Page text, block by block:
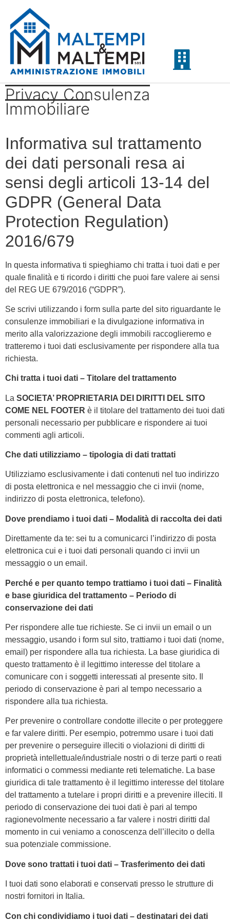
Privacy Consulenza
Immobiliare
Informativa sul trattamento
dei dati personali resa ai
sensi degli articoli 13-14 del
GDPR (General Data
Protection Regulation)
2016/679
In questa informativa ti spieghiamo chi tratta i tuoi dati e per
quale finalità e ti ricordo i diritti che puoi fare valere ai sensi
del REG UE 679/2016 (“GDPR”).
Se scrivi utilizzando i form sulla parte del sito riguardante le
consulenze immobiliari e la divulgazione informativa in
merito alla valorizzazione degli immobili raccoglieremo e
tratteremo i tuoi dati esclusivamente per rispondere alla tua
richiesta.
Chi tratta i tuoi dati – Titolare del trattamento
La SOCIETA’ PROPRIETARIA DEI DIRITTI DEL SITO
COME NEL FOOTER è il titolare del trattamento dei tuoi dati
personali necessario per pubblicare e rispondere ai tuoi
commenti agli articoli.
Che dati utilizziamo – tipologia di dati trattati
Utilizziamo esclusivamente i dati contenuti nel tuo indirizzo
di posta elettronica e nel messaggio che ci invii (nome,
indirizzo di posta elettronica, telefono).
Dove prendiamo i tuoi dati – Modalità di raccolta dei dati
Direttamente da te: sei tu a comunicarci l’indirizzo di posta
elettronica cui e i tuoi dati personali quando ci invii un
messaggio o un email.
Perché e per quanto tempo trattiamo i tuoi dati – Finalità
e base giuridica del trattamento – Periodo di
conservazione dei dati
Per rispondere alle tue richieste. Se ci invii un email o un
messaggio, usando i form sul sito, trattiamo i tuoi dati (nome,
email) per rispondere alla tua richiesta. La base giuridica di
questo trattamento è il legittimo interesse del titolare a
comunicare con i soggetti interessati al presente sito. Il
periodo di conservazione è pari al tempo necessario a
rispondere alla tua richiesta.
Per prevenire o controllare condotte illecite o per proteggere
e far valere diritti. Per esempio, potremmo usare i tuoi dati
per prevenire o perseguire illeciti o violazioni di diritti di
proprietà intellettuale/industriale nostri o di terze parti o reati
informatici o commessi mediante reti telematiche. La base
giuridica di tale trattamento è il legittimo interesse del titolare
del trattamento a tutelare i propri diritti e a prevenire illeciti. Il
periodo di conservazione dei tuoi dati è pari al tempo
ragionevolmente necessario a far valere i nostri diritti dal
momento in cui veniamo a conoscenza dell’illecito o della
sua potenziale commissione.
Dove sono trattati i tuoi dati – Trasferimento dei dati
I tuoi dati sono elaborati e conservati presso le strutture di
nostri fornitori in Italia.
Con chi condividiamo i tuoi dati – destinatari dei dati